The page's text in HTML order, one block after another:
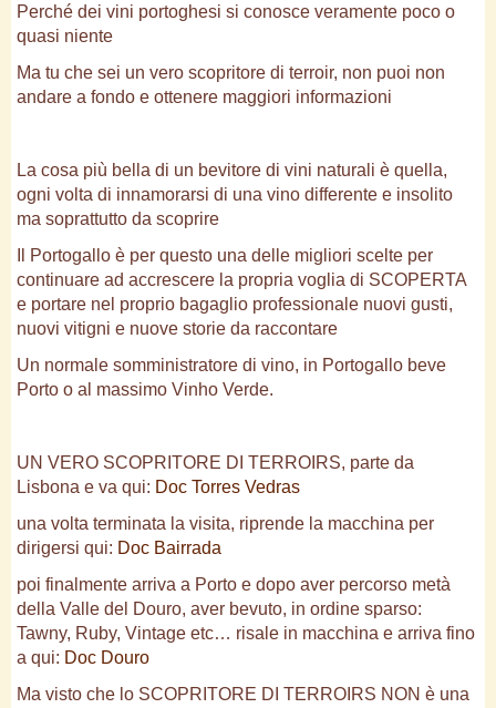
Perché dei vini portoghesi si conosce veramente poco o
quasi niente
Ma tu che sei un vero scopritore di terroir, non puoi non
andare a fondo e ottenere maggiori informazioni
La cosa più bella di un bevitore di vini naturali è quella,
ogni volta di innamorarsi di una vino differente e insolito
ma soprattutto da scoprire
Il Portogallo è per questo una delle migliori scelte per
continuare ad accrescere la propria voglia di SCOPERTA
e portare nel proprio bagaglio professionale nuovi gusti,
nuovi vitigni e nuove storie da raccontare
Un normale somministratore di vino, in Portogallo beve
Porto o al massimo Vinho Verde.
UN VERO SCOPRITORE DI TERROIRS, parte da
Lisbona e va qui: Doc Torres Vedras
una volta terminata la visita, riprende la macchina per
dirigersi qui: Doc Bairrada
poi finalmente arriva a Porto e dopo aver percorso metà
della Valle del Douro, aver bevuto, in ordine sparso:
Tawny, Ruby, Vintage etc… risale in macchina e arriva fino
a qui: Doc Douro
Ma visto che lo SCOPRITORE DI TERROIRS NON è una